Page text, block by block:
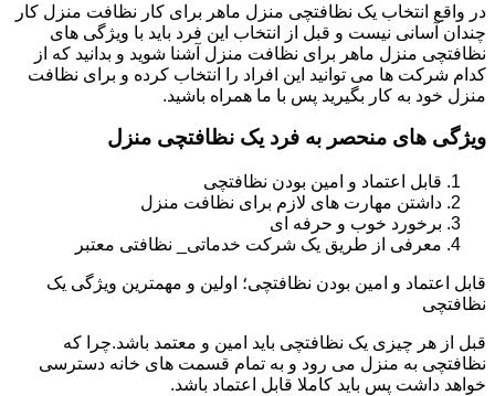
در واقع انتخاب یک نظافتچی منزل ماهر برای کار نظافت منزل کار
چندان آسانی نیست و قبل از انتخاب این فرد باید با ویژگی های
نظافتچی منزل ماهر برای نظافت منزل آشنا شوید و بدانید که از
کدام شرکت ها می توانید این افراد را انتخاب کرده و برای نظافت
منزل خود به کار بگیرید پس با ما همراه باشید.
ویژگی های منحصر به فرد یک نظافتچی منزل
قابل اعتماد و امین بودن نظافتچی
داشتن مهارت های لازم برای نظافت منزل
برخورد خوب و حرفه ای
معرفی از طریق یک شرکت خدماتی_ نظافتی معتبر
قابل اعتماد و امین بودن نظافتچی؛ اولین و مهمترین ویژگی یک
نظافتچی
قبل از هر چیزی یک نظافتچی باید امین و معتمد باشد.چرا که
نظافتچی به منزل می رود و به تمام قسمت های خانه دسترسی
خواهد داشت پس باید کاملا قابل اعتماد باشد.